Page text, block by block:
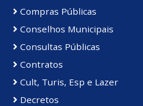
Compras Públicas
Conselhos Municipais
Consultas Públicas
Contratos
Cult, Turis, Esp e Lazer
Decretos